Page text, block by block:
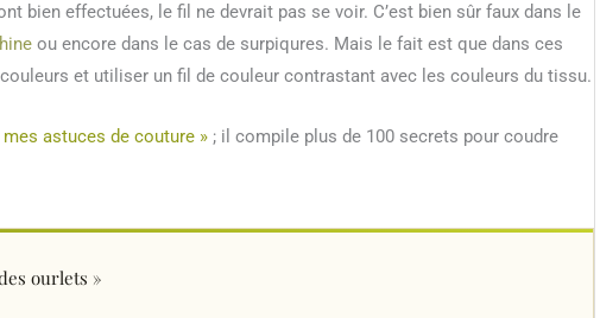
bien effectuées, le fil ne devrait pas se voir. C’est bien sûr faux dans le
ou encore dans le cas de surpiqures. Mais le fait est que dans ces
et utiliser un fil de couleur contrastant avec les couleurs du tissu.
astuces de couture » ; il compile plus de 100 secrets pour coudre
ourlets »